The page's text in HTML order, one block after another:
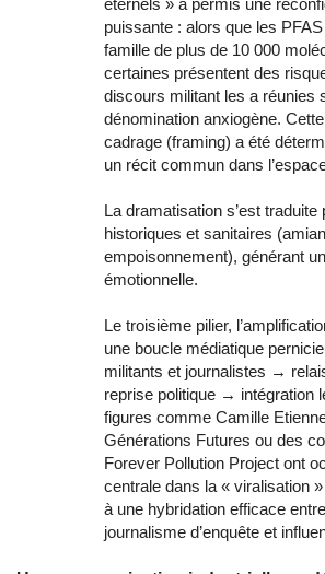
éternels » a permis une
puissante : alors que les
famille de plus de 10 000
certaines présentent des
discours militant les a réunies
dénomination anxiogène.
cadrage (framing) a été
un récit commun dans
La dramatisation s’est traduite
historiques et sanitaires
empoisonnement), générant
émotionnelle.
Le troisième pilier,
une boucle médiatique
militants et journalistes →
reprise politique → intégration
figures comme Camille
Générations Futures ou des
Forever Pollution Project ont
centrale dans la « viralisation
à une hybridation efficace
journalisme d’enquête et